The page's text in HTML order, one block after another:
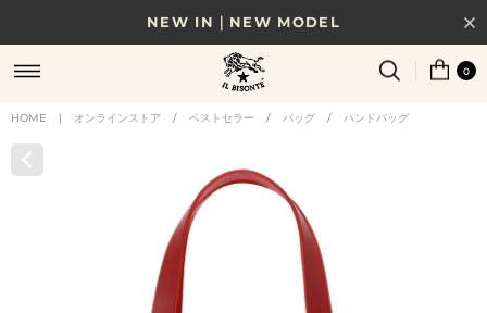
NEW IN｜NEW MODEL
8/17(月)10時まで｜税込11,000円以上で送料無料
贈る相手やシーンから選べる、新しいギフトガイド
0
HOME | オンラインストア / ベストセラー / バッグ / ハンドバッグ